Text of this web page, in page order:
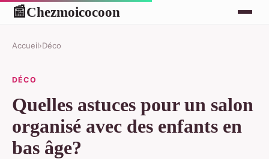
📰Chezmoicocoon
Accueil›Déco
DÉCO
Quelles astuces pour un salon
organisé avec des enfants en
bas âge?